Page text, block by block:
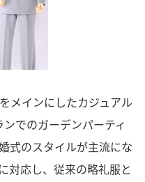
メインにしたカジュアル
でのガーデンパーティ
式のスタイルが主流にな
対応し、従来の略礼服と